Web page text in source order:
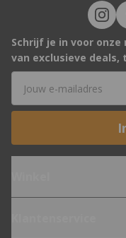
Schrijf je in voor
van exclusieve deals,